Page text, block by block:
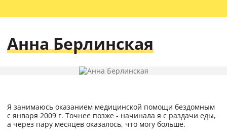
Анна Берлинская
Я занимаюсь оказанием медицинской помощи бездомным
с января 2009 г. Точнее позже - начинала я с раздачи еды,
а через пару месяцев оказалось, что могу больше.